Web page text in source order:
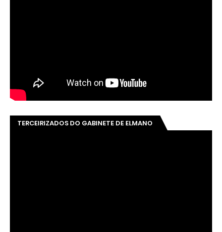
TERCEIRIZADOS DO GABINETE DE ELMANO